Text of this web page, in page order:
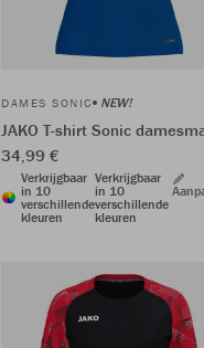
DAMES SONIC NEW!
JAKO T-shirt Sonic
34,99 €
Verkrijgbaar
in 10
verschillende
kleuren
Verkrijgbaar
in 10
verschillende
kleuren